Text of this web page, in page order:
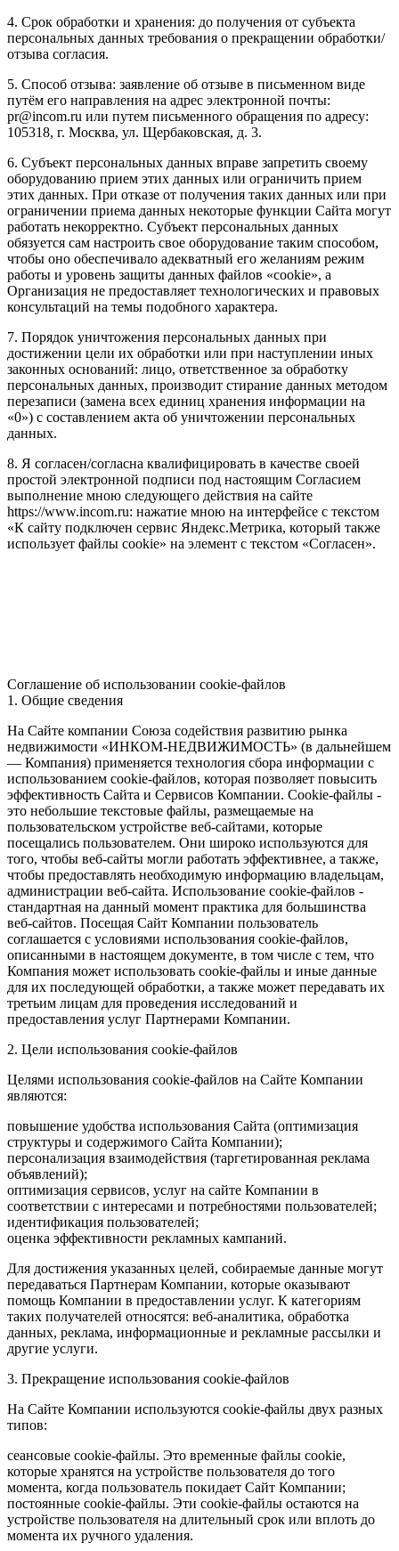
4. Срок обработки и хранения: до получения от субъекта
персональных данных требования о прекращении обработки/
отзыва согласия.
5. Способ отзыва: заявление об отзыве в письменном виде
путём его направления на адрес электронной почты:
pr@incom.ru или путем письменного обращения по адресу:
105318, г. Москва, ул. Щербаковская, д. 3.
6. Субъект персональных данных вправе запретить своему
оборудованию прием этих данных или ограничить прием
этих данных. При отказе от получения таких данных или при
ограничении приема данных некоторые функции Сайта могут
работать некорректно. Субъект персональных данных
обязуется сам настроить свое оборудование таким способом,
чтобы оно обеспечивало адекватный его желаниям режим
работы и уровень защиты данных файлов «cookie», а
Организация не предоставляет технологических и правовых
консультаций на темы подобного характера.
7. Порядок уничтожения персональных данных при
достижении цели их обработки или при наступлении иных
законных оснований: лицо, ответственное за обработку
персональных данных, производит стирание данных методом
перезаписи (замена всех единиц хранения информации на
«0») с составлением акта об уничтожении персональных
данных.
8. Я согласен/согласна квалифицировать в качестве своей
простой электронной подписи под настоящим Согласием
выполнение мною следующего действия на сайте
https://www.incom.ru: нажатие мною на интерфейсе с текстом
«К сайту подключен сервис Яндекс.Метрика, который также
использует файлы cookie» на элемент с текстом «Согласен».
Соглашение об использовании cookie-файлов
1. Общие сведения
На Сайте компании Союза содействия развитию рынка
недвижимости «ИНКОМ-НЕДВИЖИМОСТЬ» (в дальнейшем
— Компания) применяется технология сбора информации с
использованием cookie-файлов, которая позволяет повысить
эффективность Сайта и Сервисов Компании. Сookie-файлы -
это небольшие текстовые файлы, размещаемые на
пользовательском устройстве веб-сайтами, которые
посещались пользователем. Они широко используются для
того, чтобы веб-сайты могли работать эффективнее, а также,
чтобы предоставлять необходимую информацию владельцам,
администрации веб-сайта. Использование cookie-файлов -
стандартная на данный момент практика для большинства
веб-сайтов. Посещая Сайт Компании пользователь
соглашается с условиями использования cookie-файлов,
описанными в настоящем документе, в том числе с тем, что
Компания может использовать cookie-файлы и иные данные
для их последующей обработки, а также может передавать их
третьим лицам для проведения исследований и
предоставления услуг Партнерами Компании.
2. Цели использования cookie-файлов
Целями использования cookie-файлов на Сайте Компании
являются:
повышение удобства использования Сайта (оптимизация
структуры и содержимого Сайта Компании);
персонализация взаимодействия (таргетированная реклама
объявлений);
оптимизация сервисов, услуг на сайте Компании в
соответствии с интересами и потребностями пользователей;
идентификация пользователей;
оценка эффективности рекламных кампаний.
Для достижения указанных целей, собираемые данные могут
передаваться Партнерам Компании, которые оказывают
помощь Компании в предоставлении услуг. К категориям
таких получателей относятся: веб-аналитика, обработка
данных, реклама, информационные и рекламные рассылки и
другие услуги.
3. Прекращение использования cookie-файлов
На Сайте Компании используются cookie-файлы двух разных
типов:
сеансовые cookie-файлы. Это временные файлы cookie,
которые хранятся на устройстве пользователя до того
момента, когда пользователь покидает Сайт Компании;
постоянные cookie-файлы. Эти cookie-файлы остаются на
устройстве пользователя на длительный срок или вплоть до
момента их ручного удаления.